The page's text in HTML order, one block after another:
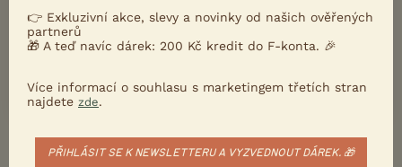
Nadací na ochranu zvířat. Díky tomu iFauna drží
krok s aktuální legislativou, i s principy moderního
a etického chovu zvířat.
Ukažte inzerát známým!
👉 Exkluzivní akce, slevy a novinky od našich ověřených
partnerů
🎁 A teď navíc dárek: 200 Kč kredit do F-konta. 🎉
Více informací o souhlasu s marketingem třetích stran
najdete zde.
PŘIHLÁSIT SE K NEWSLETTERU A VYZVEDNOUT DÁREK. 🎁